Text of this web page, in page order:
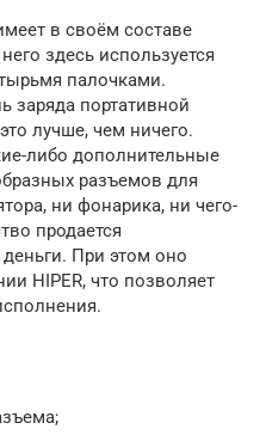
в своём составе
здесь используется
палочками.
заряда портативной
лучше, чем ничего.
либо дополнительные
разъемов для
ни фонарика, ни чего-
продается
При этом оно
HIPER, что позволяет